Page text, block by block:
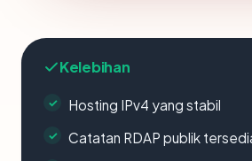
Kelebihan
Hosting IPv4 yang stabil
Catatan RDAP publik